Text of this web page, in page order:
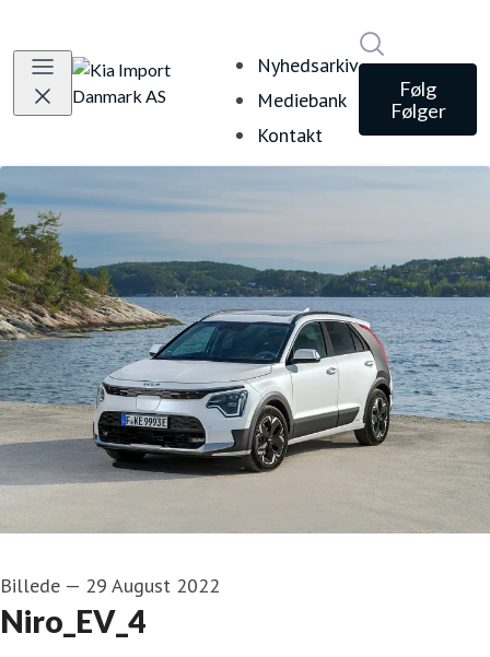
Nyhedsarkiv
Mediebank
Kontakt
Følg
Følger
Billede — 29 August 2022
Niro_EV_4